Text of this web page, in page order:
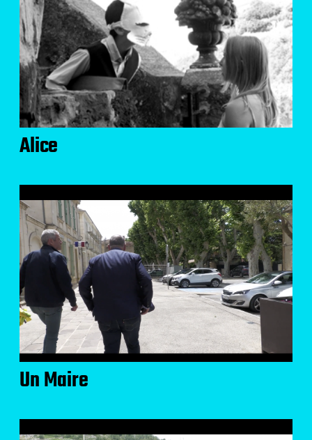
Alice
Un Maire